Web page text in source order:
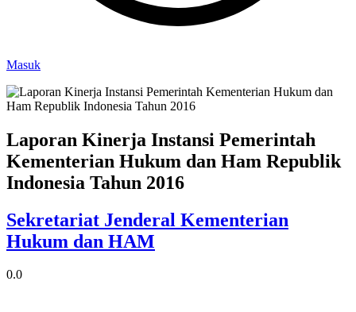
Masuk
Laporan Kinerja Instansi Pemerintah
Kementerian Hukum dan Ham Republik
Indonesia Tahun 2016
Sekretariat Jenderal Kementerian
Hukum dan HAM
0.0